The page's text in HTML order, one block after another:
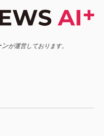
ンが運営しております。